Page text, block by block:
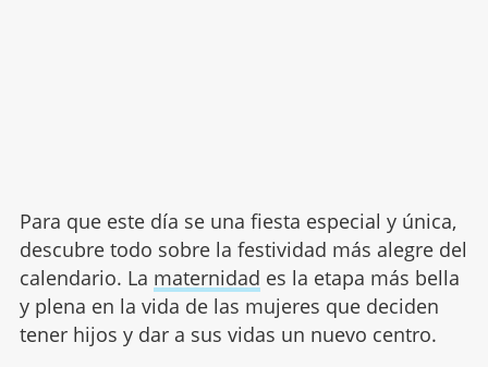
Para que este día se una fiesta especial y única,
descubre todo sobre la festividad más alegre del
calendario. La maternidad es la etapa más bella
y plena en la vida de las mujeres que deciden
tener hijos y dar a sus vidas un nuevo centro.